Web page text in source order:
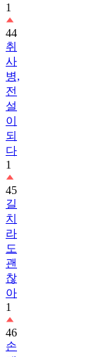
1
44
취
사
병,
전
설
이
되
다
1
45
길
치
라
도
괜
찮
아
1
46
손